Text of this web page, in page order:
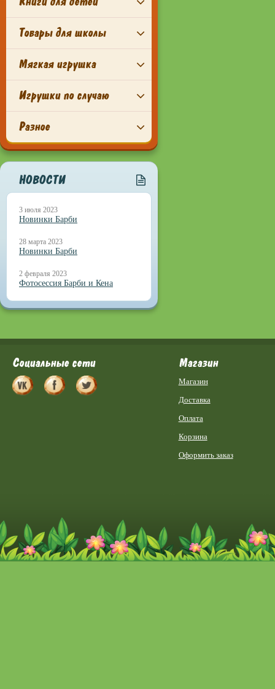
Товары для школы
Мягкая игрушка
Игрушки по случаю
Разное
НОВОСТИ
3 июля 2023
Новинки Барби
28 марта 2023
Новинки Барби
2 февраля 2023
Фотосессия Барби и Кена
Социальные сети Магазин
Магазин
Доставка
Оплата
Корзина
Оформить заказ